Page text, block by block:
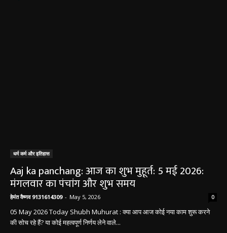
धर्म कर्म और इतिहास
Aaj ka panchang: आज का शुभ मुहूर्त: 5 मई 2026:
मंगलवार का पंचांग और शुभ समय
हेमंत वैष्णव 9131614309 - May 5, 2026 0
05 May 2026 Today Shubh Muhurat : क्या आप आज कोई नया काम शुरू करने
की सोच रहे हैं? या कोई महत्वपूर्ण निर्णय लेने वाले...